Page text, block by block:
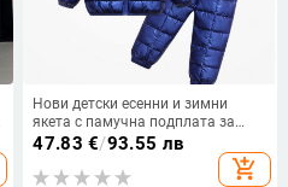
Нови детски есенни и зимни
якета с памучна подплата за
бебета и кърмачета, леки пухени
якета с памучна подплата за
момчета и момичета
47.83 €/93.55 лв
add_shopping_cart